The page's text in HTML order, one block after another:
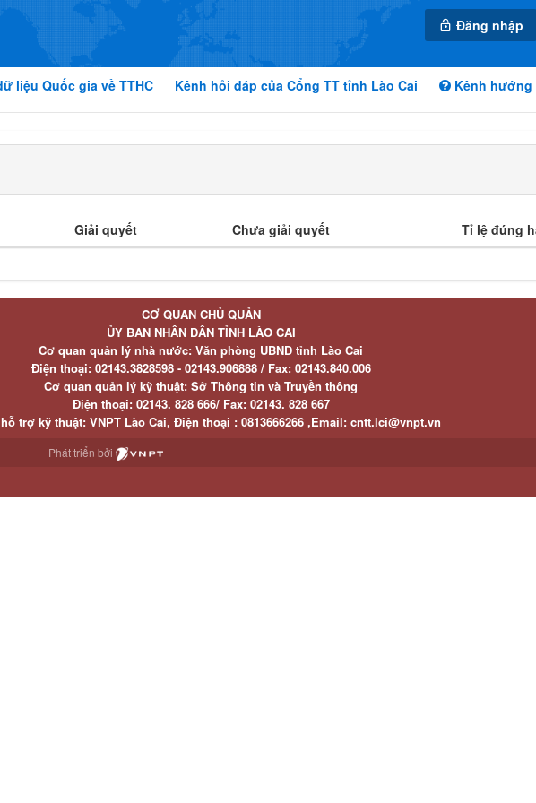
Đăng nhập
liệu Quốc gia về TTHC Kênh hỏi đáp của Cổng TT tỉnh Lào Cai Kênh hướng
Giải quyết Chưa giải quyết Tỉ lệ đúng
CƠ QUAN CHỦ QUẢN
ỦY BAN NHÂN DÂN TỈNH LÀO CAI
Cơ quan quản lý nhà nước: Văn phòng UBND tỉnh Lào Cai
Điện thoại:02143.3828598 - 02143.906888 / Fax:02143.840.006
Cơ quan quản lý kỹ thuật: Sở Thông tin và Truyền thông
Điện thoại:02143. 828 666/ Fax:02143. 828 667
trợ kỹ thuật: VNPT Lào Cai, Điện thoại : 0813666266 ,Email: cntt.lci@vnpt.vn
Phát triển bởi